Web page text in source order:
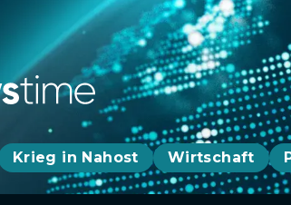
Krieg in Nahost Wirtschaft